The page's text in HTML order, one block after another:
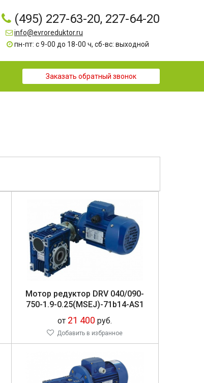
(495) 227-63-20, 227-64-20
info@evroreduktor.ru
пн-пт: с 9-00 до 18-00 ч, сб-вс: выходной
Заказать обратный звонок
Мо­тор ре­дук­тор DRV 040/090-
750-1.9-0.25(MSEJ)-71b14-AS1
от 21 400 руб.
Добавить в избранное